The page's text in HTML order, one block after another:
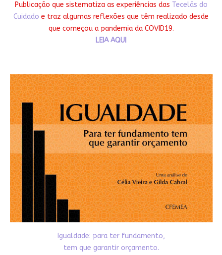
Publicação que sistematiza as experiências das Tecelãs do
Cuidado e traz algumas reflexões que têm realizado desde
que começou a pandemia da COVID19.
LEIA AQUI
Igualdade: para ter fundamento,
tem que garantir orçamento.